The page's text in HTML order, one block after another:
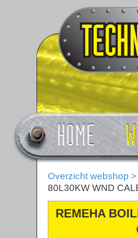
Overzicht webshop >
80L30KW WND
REMEHA